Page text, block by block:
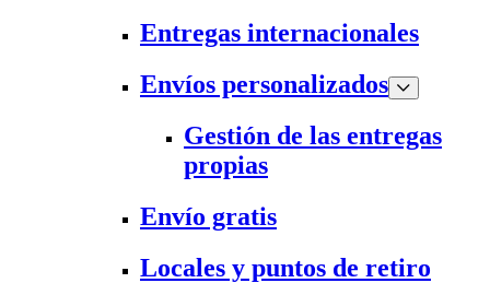
Entregas internacionales
Envíos personalizados
Gestión de las entregas
propias
Envío gratis
Locales y puntos de retiro